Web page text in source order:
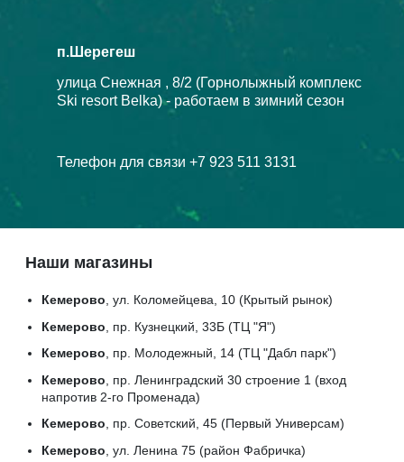
Наши магазины
Кемерово, ул. Коломейцева, 10 (Крытый рынок)
Кемерово , пр. Кузнецкий, 33Б (ТЦ "Я")
Кемерово, пр. Молодежный, 14 (ТЦ "Дабл парк")
Кемерово , пр. Ленинградский 30 строение 1 (вход
напротив 2-го Променада)
Кемерово, пр. Советский, 45 (Первый Универсам)
Кемерово , ул. Ленина 75 (район Фабричка)
п.Шерегеш
улица Снежная , 8/2 (Горнолыжный комплекс
Ski resort Belka) - работаем в зимний сезон
Телефон для связи +7 923 511 3131